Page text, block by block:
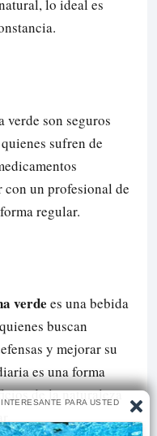
lo ideal es
verde son seguros
sufren de
un profesional de
regular.
verde es una bebida
buscan
y mejorar su
es una forma
de la naturaleza